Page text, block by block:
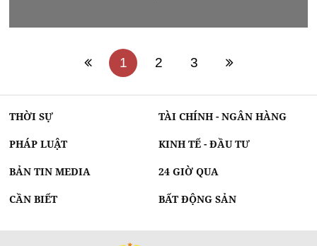
1 2 3
THỜI SỰ TÀI CHÍNH - NGÂN HÀNG
PHÁP LUẬT KINH TẾ - ĐẦU TƯ
BẢN TIN MEDIA 24 GIỜ QUA
CẦN BIẾT BẤT ĐỘNG SẢN